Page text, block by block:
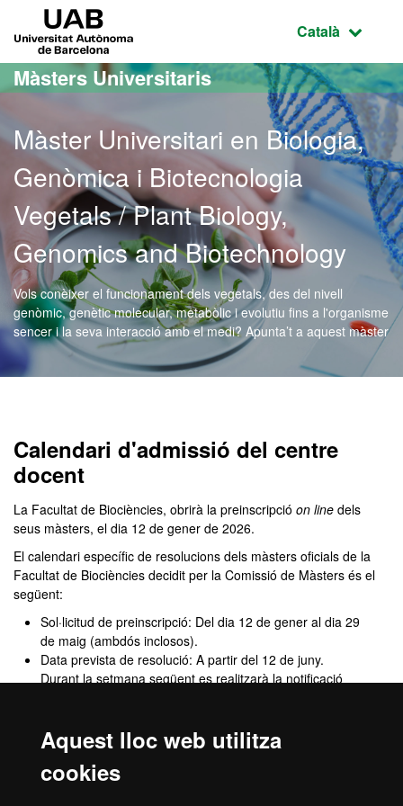
Aquest lloc web utilitza
cookies
Ves al contingut principal
Ves a la navegació de la pàgina
Idioma
Català
Màsters Universitaris
Màster Universitari en Biologia,
Genòmica i Biotecnologia
Vegetals / Plant Biology,
Genomics and Biotechnology
Vols conèixer el funcionament dels vegetals, des del nivell
genòmic, genètic molecular, metabòlic i evolutiu fins a l'organisme
sencer i la seva interacció amb el medi? Apunta’t a aquest màster
Calendari d'admissió del centre
docent
La Facultat de Biociències, obrirà la preinscripció on line dels
seus màsters, el dia 12 de gener de 2026.
El calendari específic de resolucions dels màsters oficials de la
Facultat de Biociències decidit per la Comissió de Màsters és el
següent:
Sol·licitud de preinscripció: Del dia 12 de gener al dia 29
de maig (ambdós inclosos).
Data prevista de resolució: A partir del 12 de juny.
Durant la setmana següent es realitzarà la notificació
“Admès condicional” ha d'abonar l’import en concepte
dePrematrícula abans del 21 de juny per garantir la
plaça. Recorda